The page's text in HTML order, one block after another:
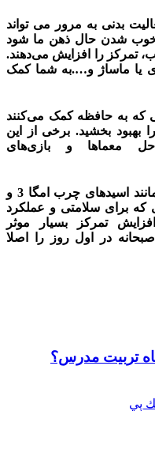
بدنی به مرور می تواند
خوب شدن حال ذهن ما شود
تمرکز را افزایش می‌دهند.
یا ماساژ و….به شما کمک
که به حافظه کمک می‌کنند
بهبود بخشید. برخی از این
معماها و بازی‌های
تغذیه مناسب: مصرف موادی مانند اسیدهای چرب امگا 3 و
که برای سلامتی و عملکرد
تمرکز بسیار موثر
در اول روز را اصلا
تربیت مدرس؟
پي